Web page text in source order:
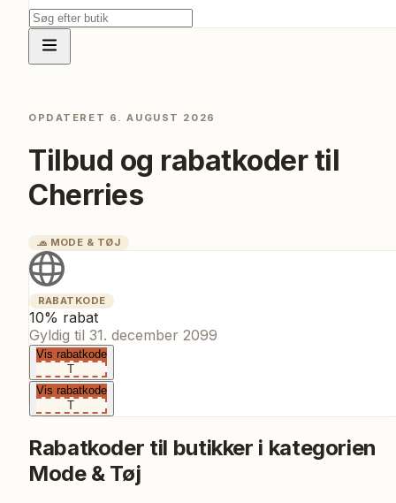
OPDATERET 6. AUGUST 2026
Tilbud og rabatkoder til
Cherries
🧢 MODE & TØJ
RABATKODE
10% rabat
Gyldig til 31. december 2099
Vis rabatkode
T
Vis rabatkode
T
Rabatkoder til butikker i kategorien
Mode & Tøj